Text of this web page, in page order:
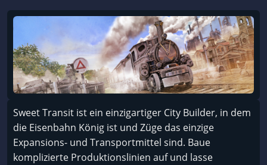
Sweet Transit ist ein einzigartiger City Builder, in dem
die Eisenbahn König ist und Züge das einzige
Expansions- und Transportmittel sind. Baue
komplizierte Produktionslinien auf und lasse